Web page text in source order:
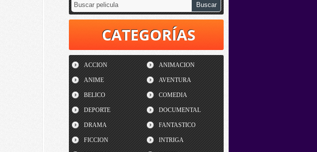
CATEGORÍAS
ACCION ANIMACION
ANIME AVENTURA
BELICO COMEDIA
DEPORTE DOCUMENTAL
DRAMA FANTASTICO
FICCION INTRIGA